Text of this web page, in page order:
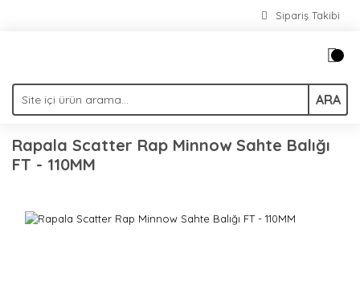
Sipariş Takibi
ARA
Rapala Scatter Rap Minnow Sahte Balığı
FT - 110MM